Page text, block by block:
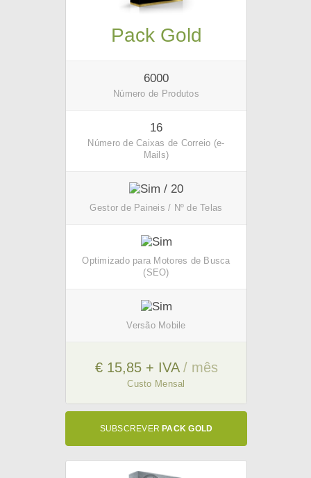
Pack Gold
6000
Número de Produtos
16
Número de Caixas de Correio (e-
Mails)
/ 20
Gestor de Paineis / Nº de Telas
Optimizado para Motores de Busca
(SEO)
Versão Mobile
€ 15,85 + IVA / mês
Custo Mensal
SUBSCREVERPACK GOLD